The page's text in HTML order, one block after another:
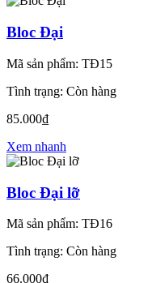
Bloc Đại
Mã sản phẩm: TĐ15
Tình trạng: Còn hàng
85.000₫
Xem nhanh
Bloc Đại lỡ
Mã sản phẩm: TĐ16
Tình trạng: Còn hàng
66.000₫